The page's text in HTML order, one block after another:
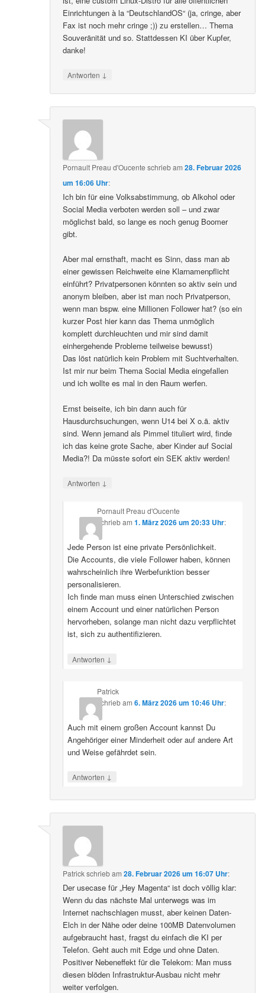
Einrichtungen à la “DeutschlandOS“ (ja, cringe, aber
Fax ist noch mehr cringe ;)) zu erstellen… Thema
Souveränität und so. Stattdessen KI über Kupfer,
danke!
Antworten ↓
Pornault Preau d'Oucente schriebam28. Februar 2026
um 16:06 Uhr:
Ich bin für eine Volksabstimmung, ob Alkohol oder
Social Media verboten werden soll – und zwar
möglichst bald, so lange es noch genug Boomer
gibt.
Aber mal ernsthaft, macht es Sinn, dass man ab
einer gewissen Reichweite eine Klarnamenpflicht
einführt? Privatpersonen könnten so aktiv sein und
anonym bleiben, aber ist man noch Privatperson,
wenn man bspw. eine Millionen Follower hat? (so ein
kurzer Post hier kann das Thema unmöglich
komplett durchleuchten und mir sind damit
einhergehende Probleme teilweise bewusst)
Das löst natürlich kein Problem mit Suchtverhalten.
Ist mir nur beim Thema Social Media eingefallen
und ich wollte es mal in den Raum werfen.
Ernst beiseite, ich bin dann auch für
Hausdurchsuchungen, wenn U14 bei X o.ä. aktiv
sind. Wenn jemand als Pimmel tituliert wird, finde
ich das keine grote Sache, aber Kinder auf Social
Media?! Da müsste sofort ein SEK aktiv werden!
Antworten ↓
Pornault Preau d'Oucente
schriebam 1. März 2026 um 20:33 Uhr:
Jede Person ist eine private Persönlichkeit.
Die Accounts, die viele Follower haben, können
wahrscheinlich ihre Werbefunktion besser
personalisieren.
Ich finde man muss einen Unterschied zwischen
einem Account und einer natürlichen Person
hervorheben, solange man nicht dazu verpflichtet
ist, sich zu authentifizieren.
Antworten ↓
Patrick
schriebam 6. März 2026 um 10:46 Uhr:
Auch mit einem großen Account kannst Du
Angehöriger einer Minderheit oder auf andere Art
und Weise gefährdet sein.
Antworten ↓
Patrickschriebam28. Februar 2026 um 16:07 Uhr:
Der usecase für „Hey Magenta“ ist doch völlig klar:
Wenn du das nächste Mal unterwegs was im
Internet nachschlagen musst, aber keinen Daten-
Elch in der Nähe oder deine 100MB Datenvolumen
aufgebraucht hast, fragst du einfach die KI per
Telefon. Geht auch mit Edge und ohne Daten.
Positiver Nebeneffekt für die Telekom: Man muss
diesen blöden Infrastruktur-Ausbau nicht mehr
weiter verfolgen.